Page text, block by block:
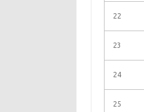
22
23
24
25